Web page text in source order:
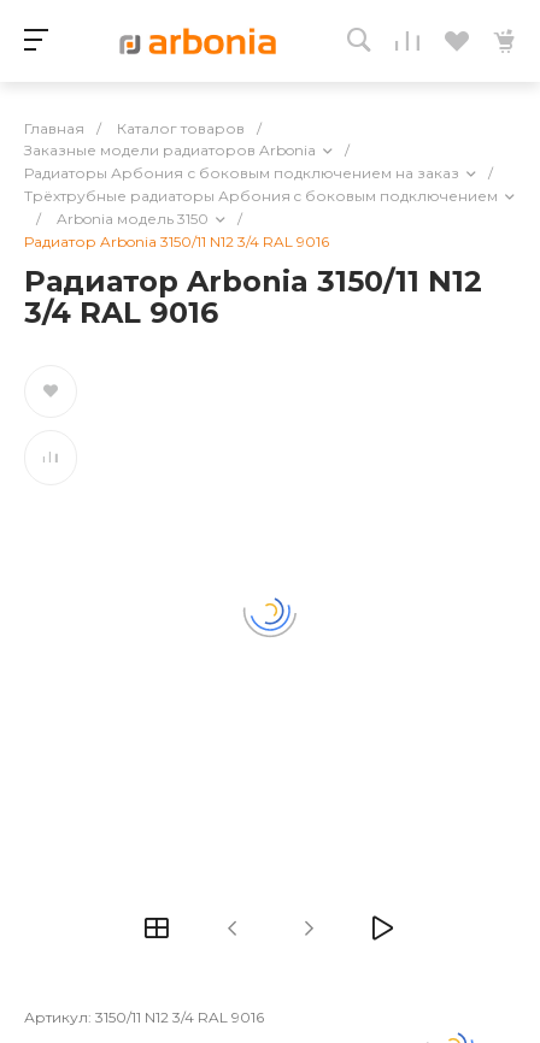
Главная / Каталог товаров
/
Заказные модели радиаторов Arbonia
/
Радиаторы Арбония с боковым подключением на заказ
/
Трёхтрубные радиаторы Арбония c боковым подключением
/
Arbonia модель 3150
/
Радиатор Arbonia 3150/11 N12 3/4 RAL 9016
Радиатор Arbonia 3150/11 N12
3/4 RAL 9016
Артикул: 3150/11 N12 3/4 RAL 9016